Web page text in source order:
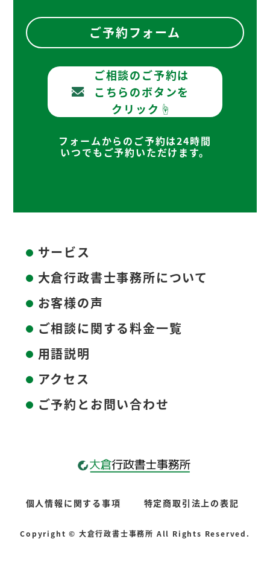
ご予約フォーム
ご相談のご予約は
こちらのボタンを
クリック☝
フォームからのご予約は24時間
いつでもご予約いただけます。
サービス
大倉行政書士事務所について
お客様の声
ご相談に関する料金一覧
用語説明
アクセス
ご予約とお問い合わせ
個人情報に関する事項 特定商取引法上の表記
Copyright © 大倉行政書士事務所 All Rights Reserved.